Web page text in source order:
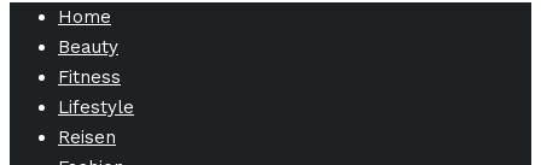
Home
Beauty
Fitness
Lifestyle
Reisen